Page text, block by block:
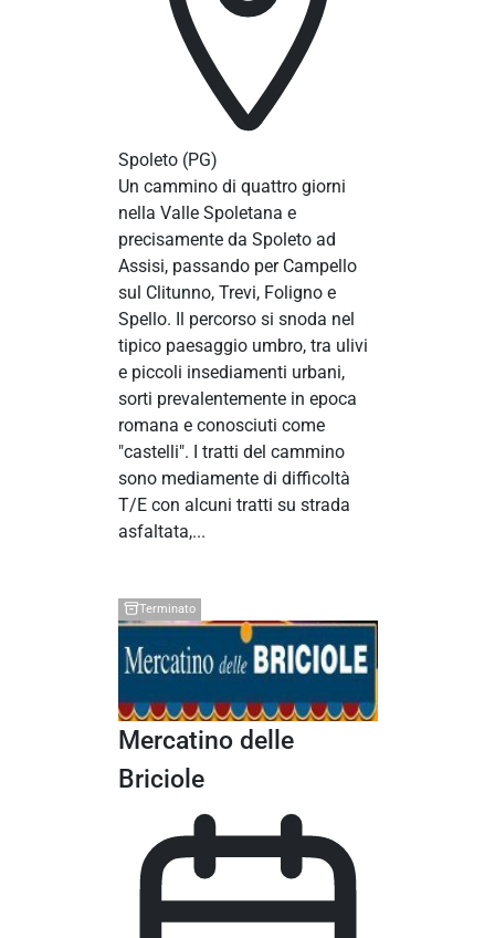
Spoleto (PG)
Un cammino di quattro giorni
nella Valle Spoletana e
precisamente da Spoleto ad
Assisi, passando per Campello
sul Clitunno, Trevi, Foligno e
Spello. Il percorso si snoda nel
tipico paesaggio umbro, tra ulivi
e piccoli insediamenti urbani,
sorti prevalentemente in epoca
romana e conosciuti come
"castelli". I tratti del cammino
sono mediamente di difficoltà
T/E con alcuni tratti su strada
asfaltata,...
Terminato
Mercatino delle
Briciole